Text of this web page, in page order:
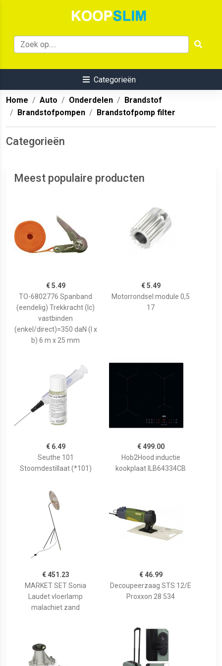
Categorieën
Home Auto Onderdelen
Brandstof
Brandstofpompen
Brandstofpomp filter
Categorieën
Meest populaire producten
€ 5.49
TO-6802776 Spanband
(eendelig) Trekkracht (lc)
vastbinden
(enkel/direct)=350 daN (l x
b) 6 m x 25 mm
€ 5.49
Motorrondsel module 0,5
17
€ 6.49
Seuthe 101
Stoomdestillaat (*101)
€ 499.00
Hob2Hood inductie
kookplaat ILB64334CB
€ 451.23
MARKET SET Sonia
Laudet vloerlamp
malachiet zand
€ 46.99
Decoupeerzaag STS 12/E
Proxxon 28 534